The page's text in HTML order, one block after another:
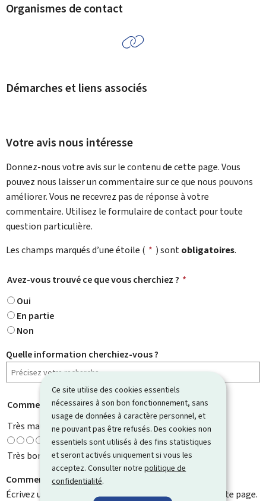
Ce site utilise des cookies essentiels
nécessaires à son bon fonctionnement, sans
usage de données à caractère personnel, et
ne pouvant pas être refusés. Des cookies non
essentiels sont utilisés à des fins statistiques
et seront activés uniquement si vous les
acceptez. Consulter notrepolitique de
confidentialité.
Organismes de contact
Démarches et liens associés
Votre avis nous intéresse
Donnez-nous votre avis sur le contenu de cette page. Vous
pouvez nous laisser un commentaire sur ce que nous pouvons
améliorer. Vous ne recevrez pas de réponse à votre
commentaire. Utilisez le formulaire de contact pour toute
question particulière.
Les champs marqués d’une étoile ( * ) sontobligatoires.
Avez-vous trouvé ce que vous cherchiez ? *
Oui
En partie
Non
Quelle information cherchiez-vous ?
Comment évaluez-vous cette page ? *
Très mauvaise
Très bonne
Comment pouvons-nous l'améliorer ?
Écrivez un commentaire et aidez-nous à améliorer cette page.